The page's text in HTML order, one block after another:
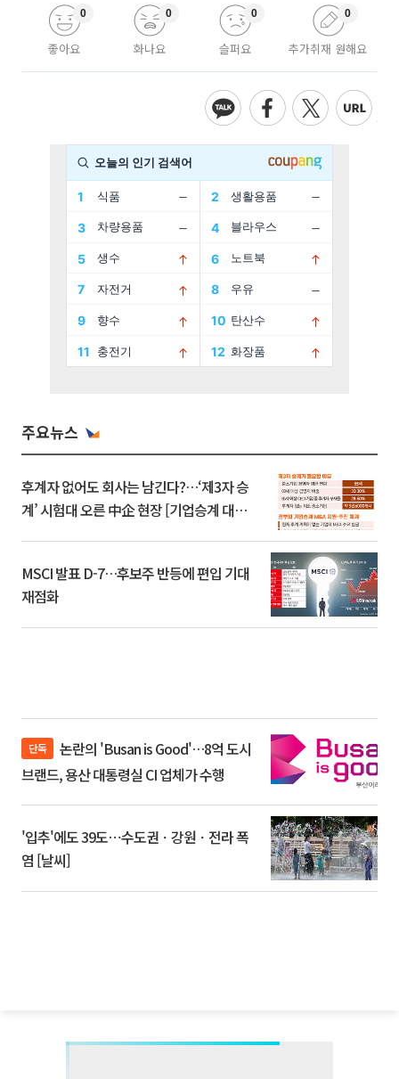
좋아요
0
화나요
0
슬퍼요
0
추가취재 원해요
0
주요뉴스
후계자 없어도 회사는 남긴다?…‘제3자 승
계’ 시험대 오른 中企 현장 [기업승계 대전
MSCI 발표 D-7…후보주 반등에 편입 기대
재점화
단독
브랜드, 용산 대통령실 CI 업체가 수행
'입추'에도 39도⋯수도권ㆍ강원ㆍ전라 폭
염 [날씨]